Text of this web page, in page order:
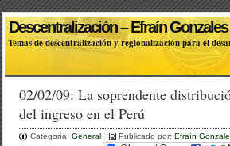
Descentralización – Efraín
Temas de descentralización y regionalización para el
02/02/09: La soprendente
del ingreso en el Perú
Categoría:General Publicado por:Efraín